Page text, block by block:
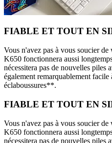
FIABLE ET TOUT EN
Vous n'avez pas à vous soucier
K650 fonctionnera aussi
nécessitera pas de nouvelles piles
également remarquablement facile
éclaboussures**.
FIABLE ET TOUT EN
Vous n'avez pas à vous soucier
K650 fonctionnera aussi
nécessitera pas de nouvelles piles